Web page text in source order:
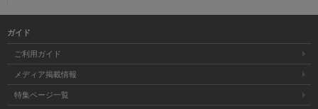
ガイド
ご利用ガイド
メディア掲載情報
特集ページ一覧